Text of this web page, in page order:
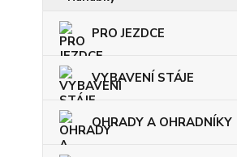
PRO JEZDCE
VYBAVENÍ STÁJE
OHRADY A OHRADNÍKY